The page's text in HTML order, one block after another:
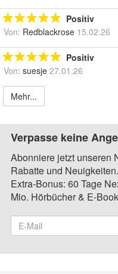
Positiv
Von: Redblackrose 15.02.26
Positiv
Von: suesje 27.01.26
Mehr...
Verpasse keine
Abonniere jetzt unseren
Rabatte und Neuigkeiten.
Extra-Bonus: 60 Tage
Mio. Hörbücher & E-